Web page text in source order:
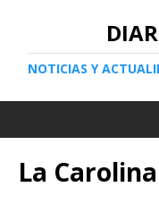
NOTICIAS Y
La Carolina